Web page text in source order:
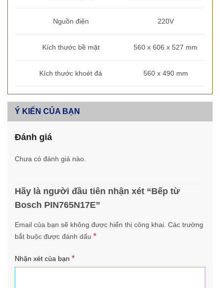
Nguồn điện 220V
Kích thước bề mặt 560 x 606 x 527 mm
Kích thước khoét đá 560 x 490 mm
Ý KIẾN CỦA BẠN
Đánh giá
Chưa có đánh giá nào.
Hãy là người đầu tiên nhận xét “Bếp từ
Bosch PIN765N17E”
Email của bạn sẽ không được hiển thị công khai. Các trường
bắt buộc được đánh dấu *
Nhận xét của bạn *